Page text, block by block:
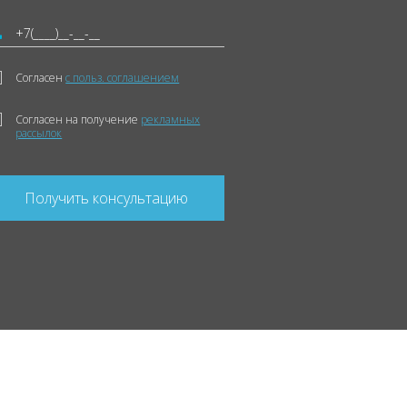
Согласенс польз. соглашением
Согласен на получение рекламных
рассылок
Получить консультацию